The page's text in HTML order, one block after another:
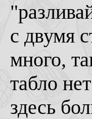
с двумя
много,
табло
здесь